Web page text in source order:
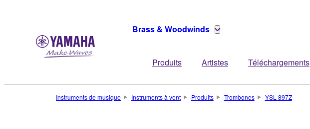
Brass & Woodwinds
Produits Artistes Téléchargements
Instruments de musique Instruments à vent Produits Trombones YSL-897Z